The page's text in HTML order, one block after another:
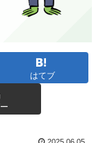
はてブ